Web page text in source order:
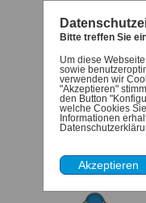
Termine
iCalendar
Bitte treffen Sie
Um diese
sowie
verwenden wir
"Akzeptieren"
den Button
welche Cookies
Informationen